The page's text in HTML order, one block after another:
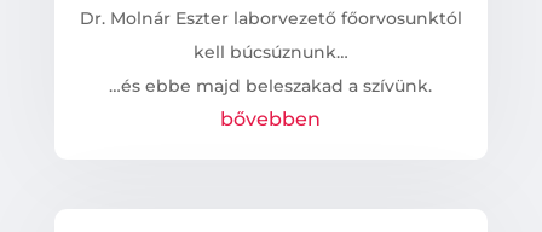
Dr. Molnár Eszter laborvezető főorvosunktól
kell búcsúznunk…
…és ebbe majd beleszakad a szívünk.
bővebben